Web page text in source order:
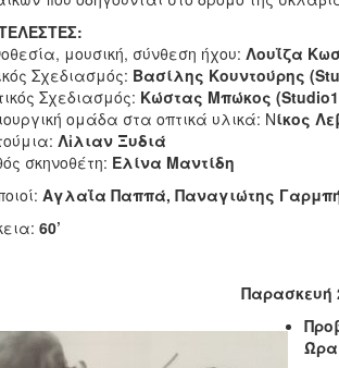
μουσική, σύνθεση ήχου: Λουΐζα
Σχεδιασμός: Βασίλης Κουντούρης
Σχεδιασμός: Κώστας Μπώκος
ομάδα στα οπτικά υλικά: Νίκος
Λἰλιαν Ξυδιά
σκηνοθέτη: Eλίνα Μαντίδη
Αγλαΐα Παππά, Παναγιώτης
60’
Παρασκευή
Ώρα